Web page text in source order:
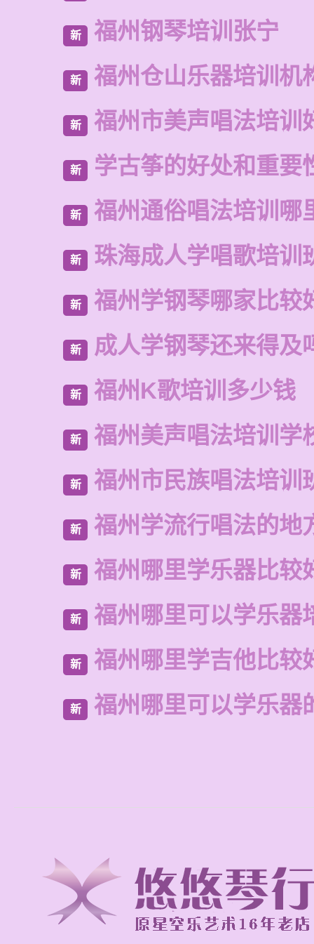
新 福州钢琴培训张宁
新 福州仓山乐器培训机
新 福州市美声唱法培训
新 学古筝的好处和重要
新 福州通俗唱法培训哪
新 珠海成人学唱歌培训
新 福州学钢琴哪家比较
新 成人学钢琴还来得及
新 福州K歌培训多少钱
新 福州美声唱法培训学
新 福州市民族唱法培训
新 福州学流行唱法的地
新 福州哪里学乐器比较
新 福州哪里可以学乐器
新 福州哪里学吉他比较
新 福州哪里可以学乐器